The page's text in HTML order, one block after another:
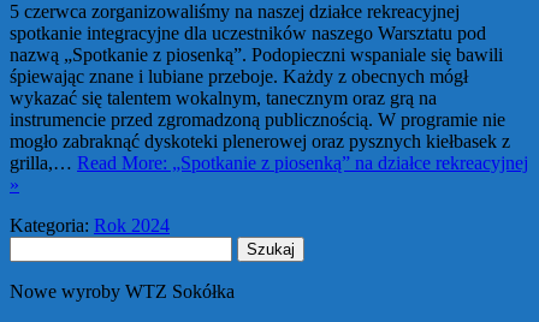
5 czerwca zorganizowaliśmy na naszej działce rekreacyjnej
spotkanie integracyjne dla uczestników naszego Warsztatu pod
nazwą „Spotkanie z piosenką”. Podopieczni wspaniale się bawili
śpiewając znane i lubiane przeboje. Każdy z obecnych mógł
wykazać się talentem wokalnym, tanecznym oraz grą na
instrumencie przed zgromadzoną publicznością. W programie nie
mogło zabraknąć dyskoteki plenerowej oraz pysznych kiełbasek z
grilla,… Read More: „Spotkanie z piosenką” na działce rekreacyjnej
»
Kategoria: Rok 2024
Nowe wyroby WTZ Sokółka